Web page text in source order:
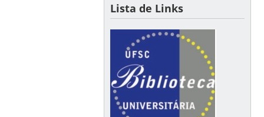
Lista de Links